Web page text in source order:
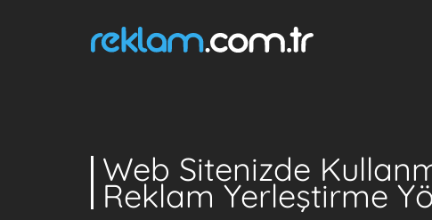
Web Sitenizde
Reklam Yerleştirme